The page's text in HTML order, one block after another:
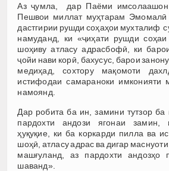
Аз ҷумла, дар Паёми
Пешвои миллат муҳтарам
дастгирии рушди соҳаҳои мухталиф
намуданд, ки «ҷиҳати рушди
шоҳиву атласу адрасбофӣ, ки
ҷойи нави корӣ, бахусус, барои
медиҳад, сохтору мақомоти
истифодаи самараноки имконияти
намоянд.
Дар робита ба ин, замини тутзор ба
пардохти андози ягонаи замин,
ҳуқуқие, ки ба коркарди пилла ва
шоҳӣ, атласу адрас ва дигар
машғуланд, аз пардохти андозҳо
шаванд».